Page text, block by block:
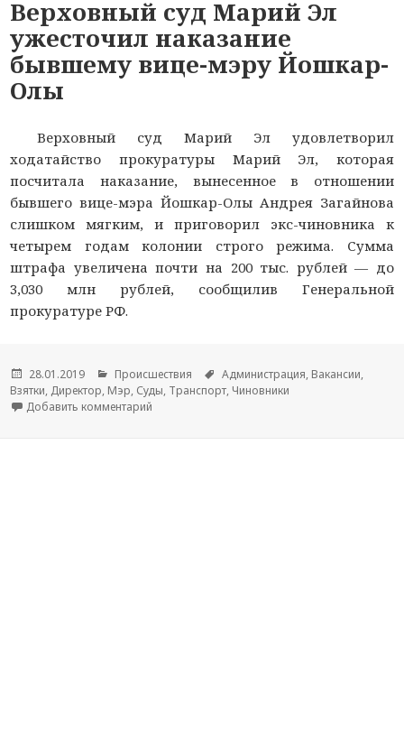
Верховный суд Марий Эл
ужесточил наказание
бывшему вице-мэру Йошкар-
Олы
Верховный суд Марий Эл удовлетворил
ходатайство прокуратуры Марий Эл, которая
посчитала наказание, вынесенное в отношении
бывшего вице-мэра Йошкар-Олы Андрея Загайнова
слишком мягким, и приговорил экс-чиновника к
четырем годам колонии строго режима. Сумма
штрафа увеличена почти на 200 тыс. рублей — до
3,030 млн рублей, сообщилив Генеральной
прокуратуре РФ.
Опубликовано
28.01.2019 Рубрики
Происшествия Метки
Администрация, Вакансии,
Взятки, Директор, Мэр, Суды, Транспорт, Чиновники
Добавить комментарий